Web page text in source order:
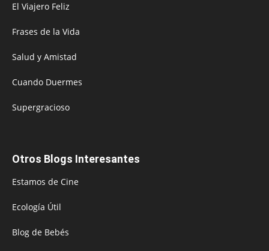
El Viajero Feliz
Frases de la Vida
Salud y Amistad
Cuando Duermes
Supergracioso
Otros Blogs Interesantes
Estamos de Cine
Ecología Útil
Blog de Bebés